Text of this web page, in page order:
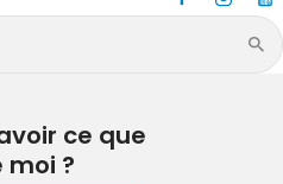
en ligne
aiderce que
moi ?